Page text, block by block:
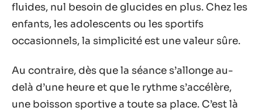
fluides, nul besoin de glucides en plus. Chez les
enfants, les adolescents ou les sportifs
occasionnels, la simplicité est une valeur sûre.
Au contraire, dès que la séance s’allonge au-
delà d’une heure et que le rythme s’accélère,
une boisson sportive a toute sa place. C’est là